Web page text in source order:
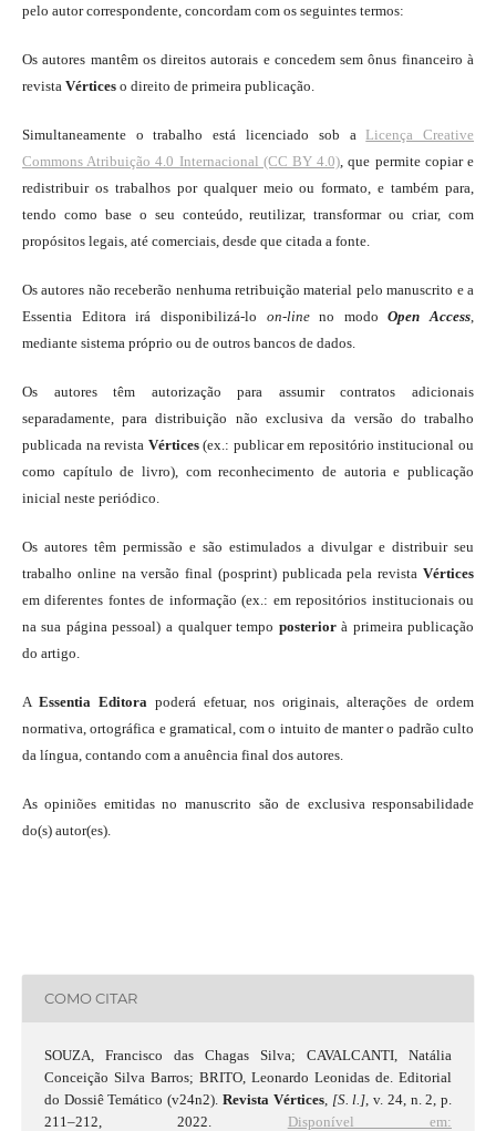
pelo autor correspondente, concordam com os seguintes termos:
Os autores mantêm os direitos autorais e concedem sem ônus financeiro à
revista Vértices o direito de primeira publicação.
Simultaneamente o trabalho está licenciado sob a Licença Creative
Commons Atribuição 4.0 Internacional (CC BY 4.0) , que permite copiar e
redistribuir os trabalhos por qualquer meio ou formato, e também para,
tendo como base o seu conteúdo, reutilizar, transformar ou criar, com
propósitos legais, até comerciais, desde que citada a fonte.
Os autores não receberão nenhuma retribuição material pelo manuscrito e a
Essentia Editora irá disponibilizá-lo on-lineno modoOpen Access
mediante sistema próprio ou de outros bancos de dados.
Os autores têm autorização para assumir contratos adicionais
separadamente, para distribuição não exclusiva da versão do trabalho
publicada na revista Vértices(ex.: publicar em repositório institucional ou
como capítulo de livro), com reconhecimento de autoria e publicação
inicial neste periódico.
Os autores têm permissão e são estimulados a divulgar e distribuir seu
trabalho online na versão final (posprint) publicada pela revistaVértices
em diferentes fontes de informação (ex.: em repositórios institucionais ou
na sua página pessoal) a qualquer tempo posteriorà primeira publicação
do artigo.
A Essentia Editora poderá efetuar, nos originais, alterações de ordem
normativa, ortográfica e gramatical, com o intuito de manter o padrão culto
da língua, contando com a anuência final dos autores.
As opiniões emitidas no manuscrito são de exclusiva responsabilidade
do(s) autor(es).
COMO CITAR
SOUZA, Francisco das Chagas Silva; CAVALCANTI, Natália
Conceição Silva Barros; BRITO, Leonardo Leonidas de. Editorial
do Dossiê Temático (v24n2). Revista Vértices, [S. l.] , v. 24, n. 2, p.
211–212, 2022. Disponível em: